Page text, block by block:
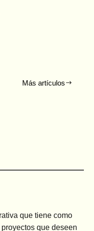
piezas
Más artículos
que tiene como
que deseen